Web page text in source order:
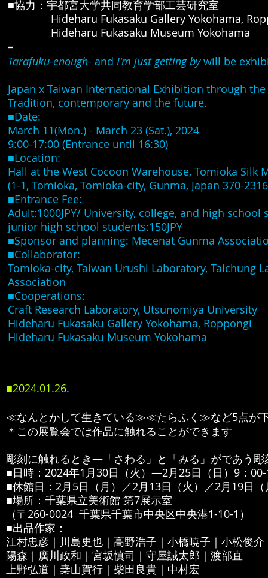
■協力：宇都宮大学共同教育学部工芸研究室
Hideharu Fukasaku Gallery Yokohama,
Hideharu Fukasaku Museum Yokohama
=
Tarafuku-enough- and I'm just getting bywill be
Japan x Taiwan International Exhibition through
Tradition, contemporary and the future.
■Date:
March 11(Mon.) - March 23 (Sat.), 2024
9:00-17:00 (Entrance until 16:30)
■Location:
Hall at the West Cocoon Warehouse, Tomioka Silk
(1-1, Tomioka, Tomioka-city, Gunma, Japan 370-
■Entrance Fee:
Adult:1000JPY/ University, college, and high school
junior high school students:150JPY
■Sponsor and planning: Mecenat Gunma
■Collaborator:
Tomioka-city, Taiwan Urushi Laboratory, Taichung
Association
■Cooperations:
Craft Research Laboratory, Utsunomiya University
Hideharu Fukasaku Gallery Yokohama, Roppongi
Hideharu Fukasaku Museum Yokohama
■2024.01.26.
≪なんとかして生きている≫≪たらふく≫など5点が
＊この展覧会では作品に触れることができます
彫刻に触れるとき― 「さわる」と「みる」がであう
■日時：2024年1月30日（火）―2月25日（日）9：
■休館日：2月5日（月）／2月13日（火）／2月19日（
■場所：千葉県立美術館 第7展示室
（〒260-0024 千葉県千葉市中央区中央港1-10-1）
■出品作家：
江村忠彦｜川島史也｜高野浩子｜小橋暁子｜小松俊
陽森｜廣川政和｜宮坂慎司｜守屋誠太郎｜渡部直
上野弘道｜桒山賀行｜柴田良貴｜中村宏